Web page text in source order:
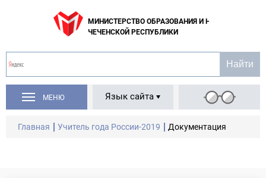
МИНИСТЕРСТВО ОБРАЗОВАНИЯ И НАУКИ
ЧЕЧЕНСКОЙ РЕСПУБЛИКИ
МЕНЮ Язык сайта
Главная Учитель года России-2019 Документация